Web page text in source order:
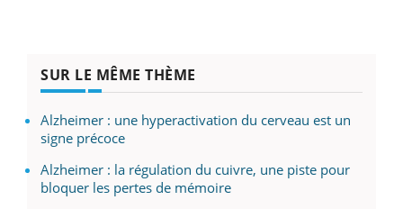
SUR LE MÊME THÈME
Alzheimer : une hyperactivation du cerveau est un
signe précoce
Alzheimer : la régulation du cuivre, une piste pour
bloquer les pertes de mémoire